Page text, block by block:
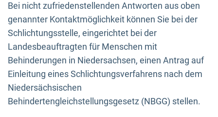
Bei nicht zufriedenstellenden Antworten aus oben
genannter Kontaktmöglichkeit können Sie bei der
Schlichtungsstelle, eingerichtet bei der
Landesbeauftragten für Menschen mit
Behinderungen in Niedersachsen, einen Antrag auf
Einleitung eines Schlichtungsverfahrens nach dem
Niedersächsischen
Behindertengleichstellungsgesetz (NBGG) stellen.